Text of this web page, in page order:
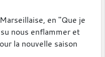
en "Que je
nous enflammer et
la nouvelle saison